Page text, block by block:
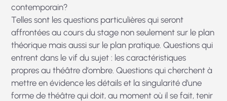
contemporain?
Telles sont les questions particulières qui seront
affrontées au cours du stage non seulement sur le plan
théorique mais aussi sur le plan pratique. Questions qui
entrent dans le vif du sujet : les caractéristiques
propres au théâtre d’ombre. Questions qui cherchent à
mettre en évidence les détails et la singularité d’une
forme de théâtre qui doit, au moment où il se fait, tenir